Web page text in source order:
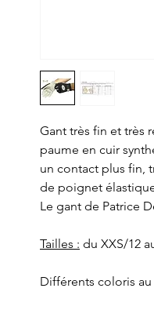
Gant très fin et très
paume en cuir
un contact plus fin,
de poignet
Le gant de Patrice
Tailles : du XXS/12
Différents coloris